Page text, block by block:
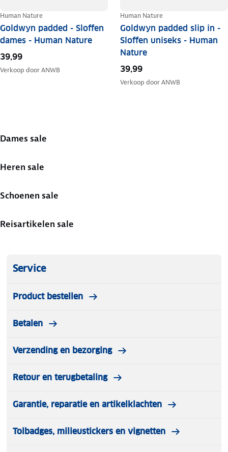
Human Nature
Goldwyn padded - Sloffen
dames - Human Nature
39,99
Verkoop doorANWB
Human Nature
Goldwyn padded slip in -
Sloffen uniseks - Human
Nature
39,99
Verkoop doorANWB
Dames sale
Heren sale
Schoenen sale
Reisartikelen sale
Service
Product bestellen
Betalen
Verzending en bezorging
Retour en terugbetaling
Garantie, reparatie en artikelklachten
Tolbadges, milieustickers en vignetten